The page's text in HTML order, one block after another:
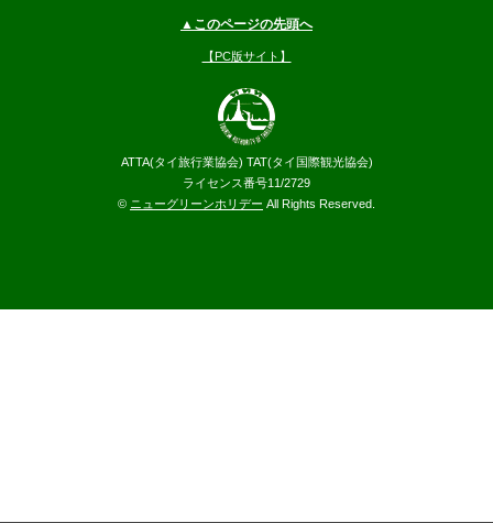
▲このページの先頭へ
【PC版サイト】
ATTA(タイ旅行業協会) TAT(タイ国際観光協会)
ライセンス番号11/2729
© ニューグリーンホリデー All Rights Reserved.